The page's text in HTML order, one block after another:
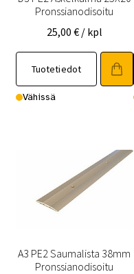
Pronssianodisoitu
25,00 € / kpl
Tuotetiedot
Vähissä
A3 PE2 Saumalista 38mm
Pronssianodisoitu